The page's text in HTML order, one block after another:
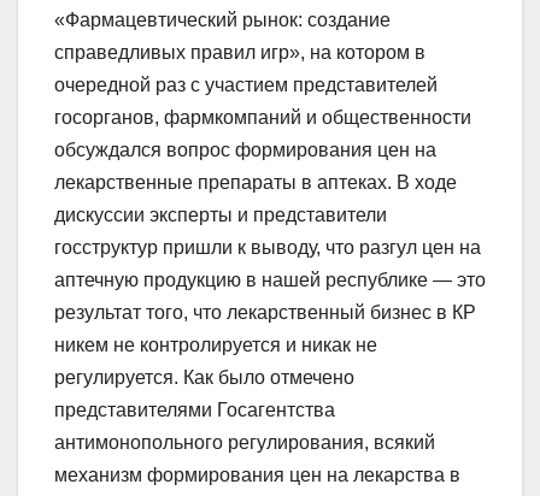
«Фармацевтический рынок: создание
справедливых правил игр», на котором в
очередной раз с участием представителей
госорганов, фармкомпаний и общественности
обсуждался вопрос формирования цен на
лекарственные препараты в аптеках. В ходе
дискуссии эксперты и представители
госструктур пришли к выводу, что разгул цен на
аптечную продукцию в нашей республике — это
результат того, что лекарственный бизнес в КР
никем не контролируется и никак не
регулируется. Как было отмечено
представителями Госагентства
антимонопольного регулирования, всякий
механизм формирования цен на лекарства в